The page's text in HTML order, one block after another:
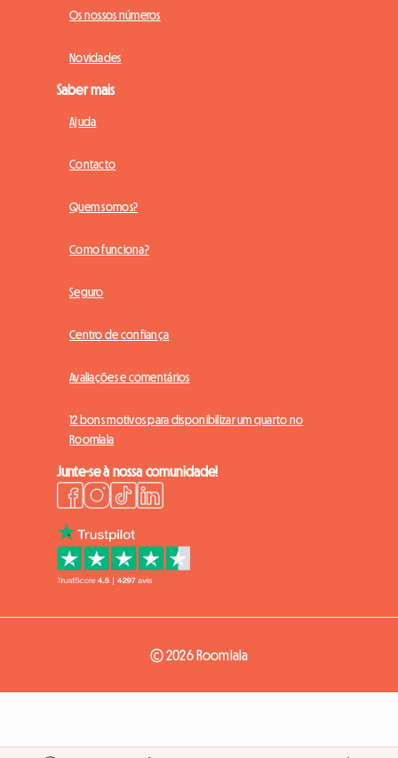
Os nossos números
Novidades
Saber mais
Ajuda
Contacto
Quem somos?
Como funciona?
Seguro
Centro de confiança
Avaliações e comentários
12 bons motivos para disponibilizar um quarto no
Roomlala
Junte-se à nossa comunidade!
© 2026 Roomlala